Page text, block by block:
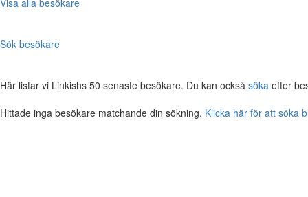
Visa alla besökare
Sök besökare
Här listar vi Linkishs 50 senaste besökare. Du kan också söka efter
Hittade inga besökare matchande din sökning. Klicka här för att söka